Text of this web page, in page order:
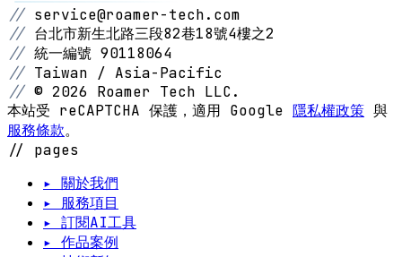
// service@roamer-tech.com
// 台北市新生北路三段82巷18號4樓之2
// 統一編號 90118064
// Taiwan / Asia-Pacific
// © 2026 Roamer Tech LLC.
本站受 reCAPTCHA 保護，適用 Google 隱私權政策 與
服務條款。
// pages
▸ 關於我們
▸ 服務項目
▸ 訂閱AI工具
▸ 作品案例